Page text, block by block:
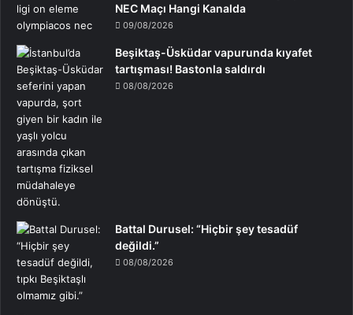
NEC Maçı Hangi Kanalda
09/08/2026
Beşiktaş-Üsküdar vapurunda kıyafet
tartışması! Bastonla saldırdı
08/08/2026
Battal Durusel: “Hiçbir şey tesadüf
değildi.”
08/08/2026